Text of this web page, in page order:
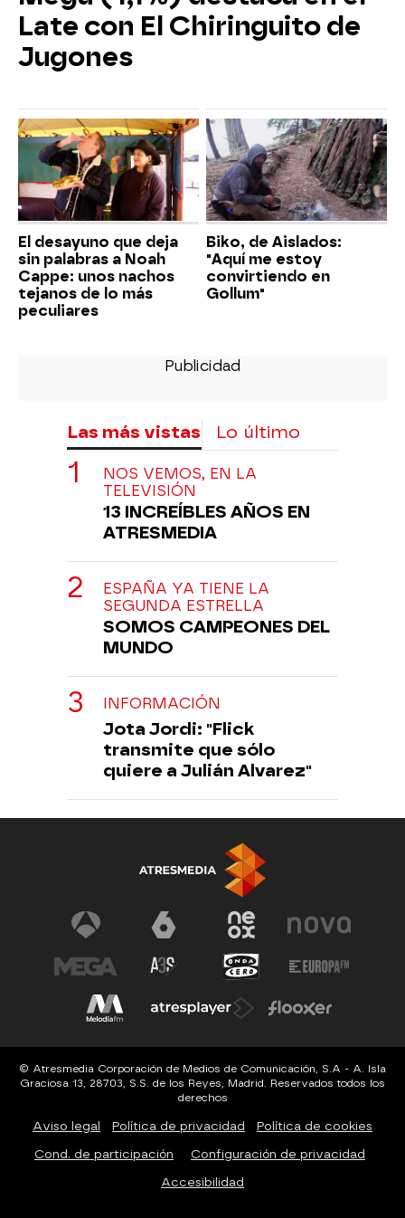
Late con El Chiringuito de
Jugones
El desayuno que deja
sin palabras a Noah
Cappe: unos nachos
tejanos de lo más
peculiares
Biko, de Aislados:
"Aquí me estoy
convirtiendo en
Gollum"
Las más vistas Lo último
NOS VEMOS, EN LA
TELEVISIÓN
13 INCREÍBLES AÑOS EN
ATRESMEDIA
ESPAÑA YA TIENE LA
SEGUNDA ESTRELLA
SOMOS CAMPEONES DEL
MUNDO
INFORMACIÓN
Jota Jordi: "Flick
transmite que sólo
quiere a Julián Alvarez"
© Atresmedia Corporación de Medios de Comunicación, S.A - A. Isla
Graciosa 13, 28703, S.S. de los Reyes, Madrid. Reservados todos los
derechos
Aviso legal Política de privacidad Política de cookies
Cond. de participación Configuración de privacidad
Accesibilidad